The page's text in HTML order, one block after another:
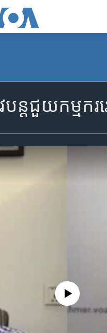
បន្ត​​ជួយ​កម្ម
No media source currently